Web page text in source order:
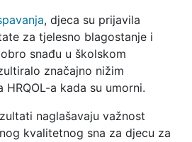
, djeca su prijavila
za tjelesno blagostanje i
snađu u školskom
značajno nižim
a kada su umorni.
naglašavaju važnost
kvalitetnog sna za djecu za